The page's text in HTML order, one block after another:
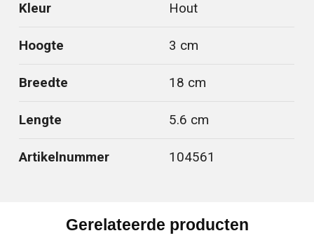
Kleur Hout
Hoogte 3 cm
Breedte 18 cm
Lengte 5.6 cm
Artikelnummer 104561
Gerelateerde producten